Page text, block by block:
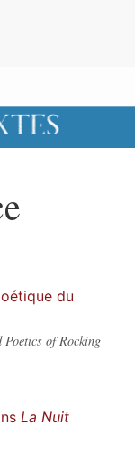
du
of Rocking
La Nuit